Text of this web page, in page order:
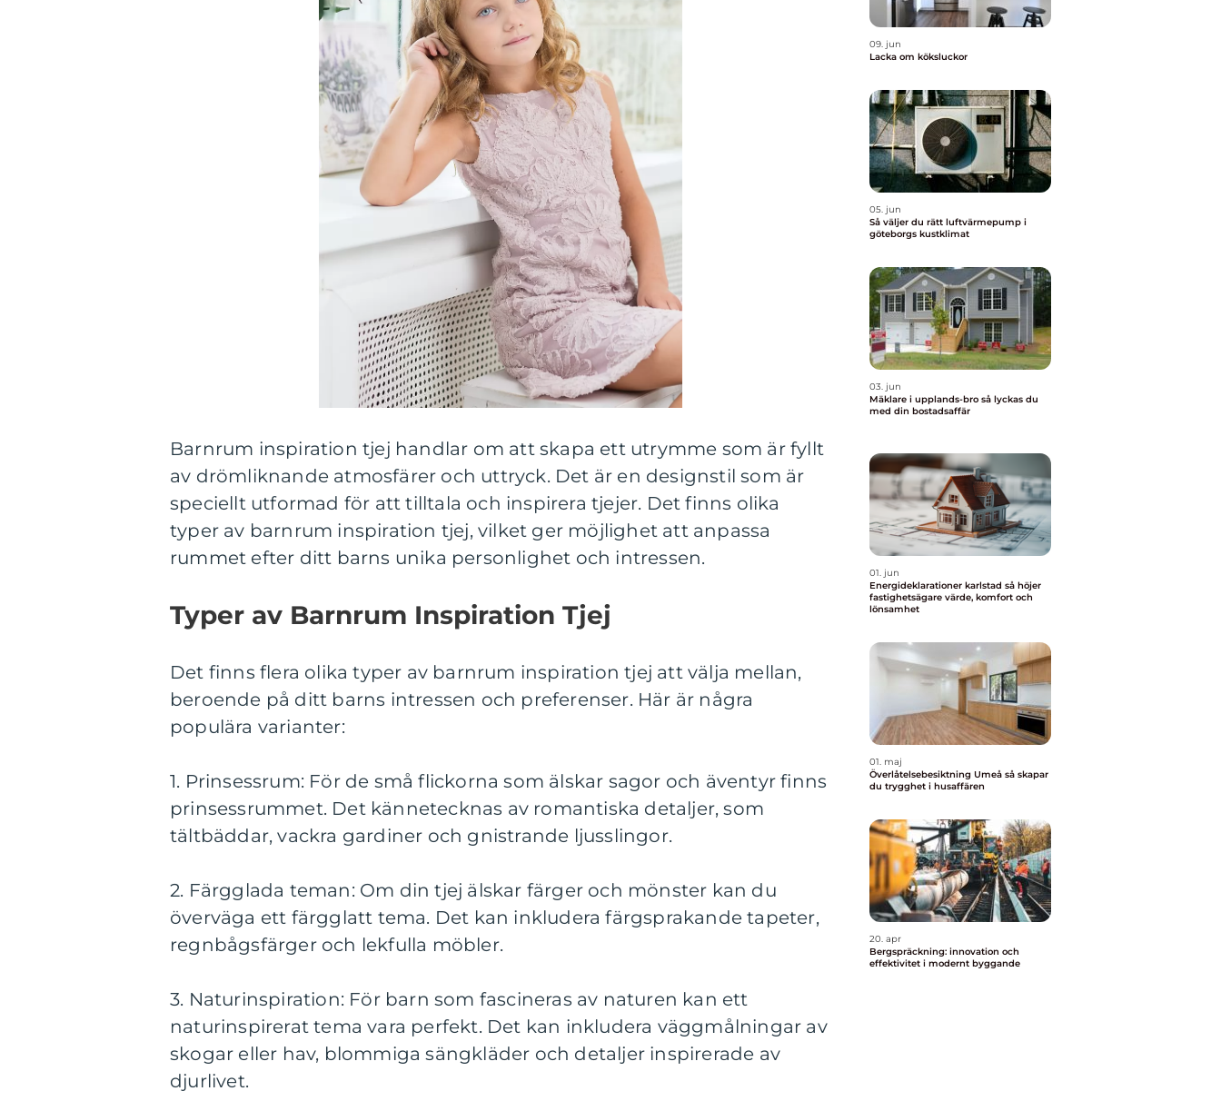
Barnrum inspiration tjej handlar om att skapa ett utrymme som är fyllt
av drömliknande atmosfärer och uttryck. Det är en designstil som är
speciellt utformad för att tilltala och inspirera tjejer. Det finns olika
typer av barnrum inspiration tjej, vilket ger möjlighet att anpassa
rummet efter ditt barns unika personlighet och intressen.
Typer av Barnrum Inspiration Tjej
Det finns flera olika typer av barnrum inspiration tjej att välja mellan,
beroende på ditt barns intressen och preferenser. Här är några
populära varianter:
1. Prinsessrum: För de små flickorna som älskar sagor och äventyr finns
prinsessrummet. Det kännetecknas av romantiska detaljer, som
tältbäddar, vackra gardiner och gnistrande ljusslingor.
2. Färgglada teman: Om din tjej älskar färger och mönster kan du
överväga ett färgglatt tema. Det kan inkludera färgsprakande tapeter,
regnbågsfärger och lekfulla möbler.
3. Naturinspiration: För barn som fascineras av naturen kan ett
naturinspirerat tema vara perfekt. Det kan inkludera väggmålningar av
skogar eller hav, blommiga sängkläder och detaljer inspirerade av
djurlivet.
09. jun
Lacka om köksluckor
05. jun
Så väljer du rätt luftvärmepump i
göteborgs kustklimat
03. jun
Mäklare i upplands-bro så lyckas du
med din bostadsaffär
01. jun
Energideklarationer karlstad så höjer
fastighetsägare värde, komfort och
lönsamhet
01. maj
Överlåtelsebesiktning Umeå så skapar
du trygghet i husaffären
20. apr
Bergspräckning: innovation och
effektivitet i modernt byggande